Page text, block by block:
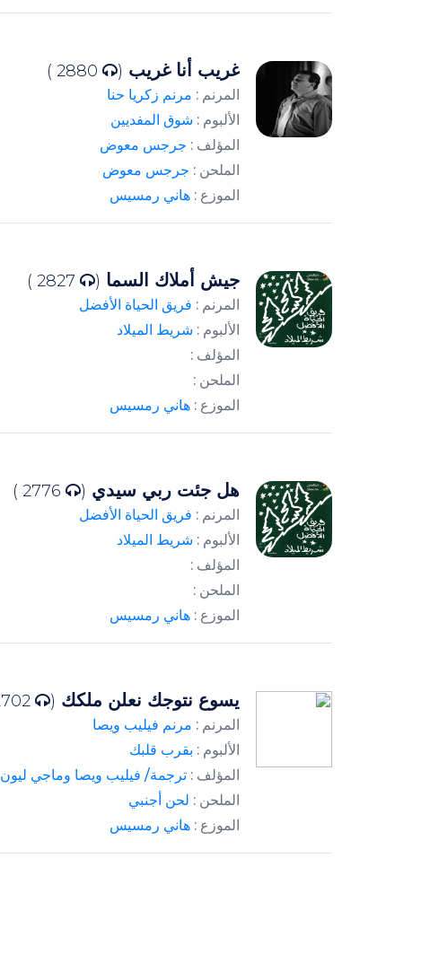
غريب أنا غريب (
المرنم : مرنم زكريا حنا
الألبوم : شوق المفديين
المؤلف : جرجس معوض
الملحن : جرجس معوض
الموزع : هاني رمسيس
جيش أملاك السما (
المرنم : فريق الحياة الأفضل
الألبوم : شريط الميلاد
المؤلف :
الملحن :
الموزع : هاني رمسيس
هل جئت ربي سيدي (
المرنم : فريق الحياة الأفضل
الألبوم : شريط الميلاد
المؤلف :
الملحن :
الموزع : هاني رمسيس
يسوع نتوجك نعلن ملكك (
المرنم : مرنم فيليب ويصا
الألبوم : بقرب قلبك
المؤلف : ترجمة/ فيليب ويصا وماجي ليون
الملحن : لحن أجنبي
الموزع : هاني رمسيس